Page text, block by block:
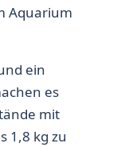
Aquarium
ein
es
mit
1,8 kg zu